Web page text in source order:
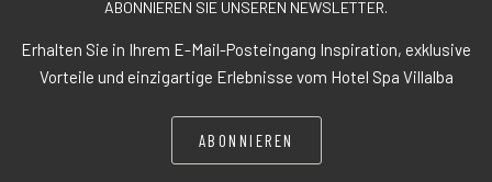
ABONNIEREN SIE UNSEREN NEWSLETTER.
Erhalten Sie in Ihrem E-Mail-Posteingang Inspiration, exklusive
Vorteile und einzigartige Erlebnisse vom Hotel Spa Villalba
ABONNIEREN